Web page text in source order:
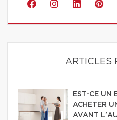
ARTICLES
EST-CE UN
ACHETER
AVANT